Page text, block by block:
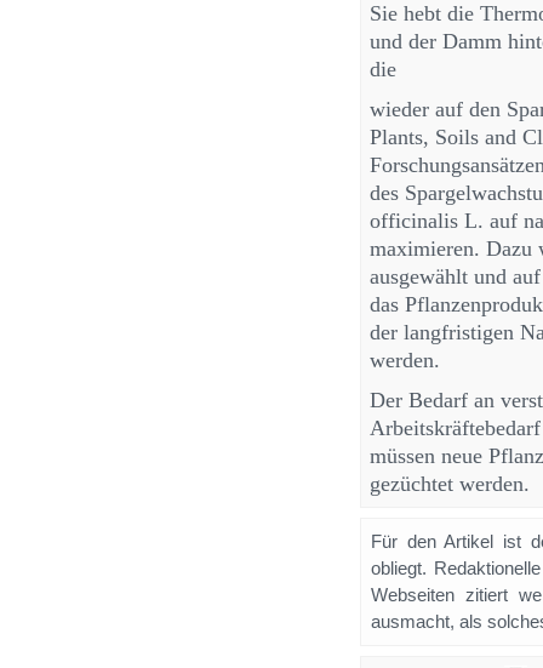
Sie hebt die
und der Damm
die
wieder auf den
Plants, Soils and
des
officinalis L. auf
maximieren. Dazu
ausgewählt und
das
der langfristigen
werden.
Der Bedarf an
müssen neue
gezüchtet werden.
Für den Artikel ist
obliegt.
Webseiten zitiert
ausmacht, als